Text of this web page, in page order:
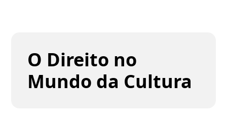
O Direito no
Mundo da Cultura